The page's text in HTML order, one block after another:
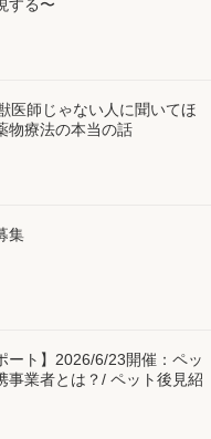
する〜
医師じゃない人に聞いてほ
物療法の本当の話
集
ート】2026/6/23開催：ペッ
事業者とは？/ ペット後見紹